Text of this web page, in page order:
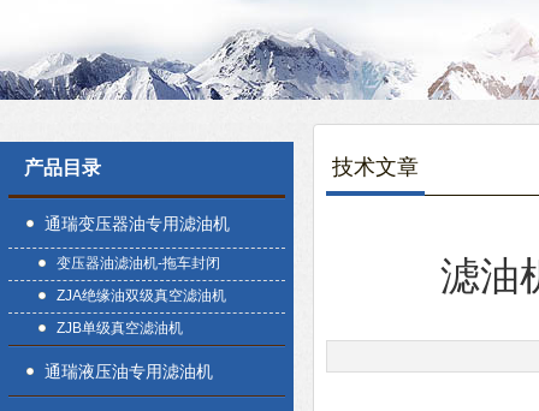
产品目录
通瑞变压器油专用滤油机
变压器油滤油机-拖车封闭
ZJA绝缘油双级真空滤油机
ZJB单级真空滤油机
通瑞液压油专用滤油机
技术文章
滤油